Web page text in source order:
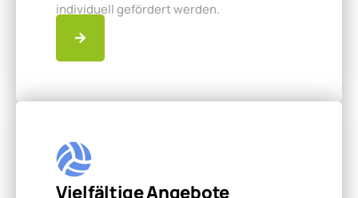
individuell gefördert werden.
Vielfältige Angebote